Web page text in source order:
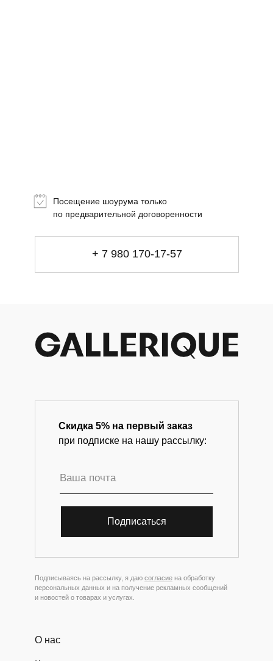
+ 7 980 170-17-57
Посещение шоурума только
по предварительной договоренности
Скидка 5% на первый заказ
при подписке на нашу рассылку:
Магазин-галерея винтажных предметов и
Подписываясь на рассылку, я даю согласие на обработку
персональных данных и на получение рекламных сообщений
и новостей о товарах и услугах.
О нас
+ 7 980 170-17-57
Подписаться